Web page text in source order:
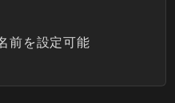
前を設定可能